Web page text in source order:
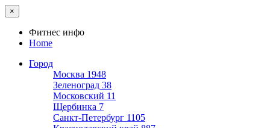
×
Фитнес инфо
Home
Город
Москва 1948
Зеленоград 38
Московский 11
Щербинка 7
Санкт-Петербург 1105